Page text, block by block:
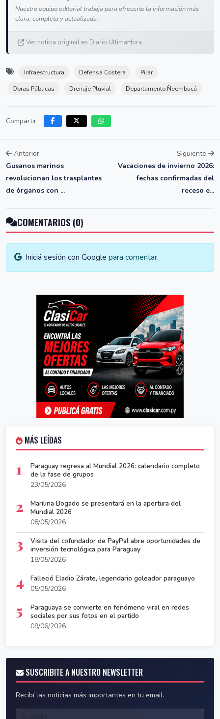
Nuestro equipo editorial trabaja para ofrecerte la información más
clara, completa y actualizada.
Ver noticia original en Diario UltimaHora
Infraestructura Defensa Costera
Pilar
Obras Públicas
Drenaje Pluvial Departamento Ñeembucú
Compartir:
Anterior
Gusanos marinos
revolucionan los trasplantes
de órganos con ...
Siguiente
Vacaciones de invierno 2026:
fechas confirmadas del
receso e...
COMENTARIOS (0)
Iniciá sesión con Google para comentar.
MÁS LEÍDAS
1
Paraguay regresa al Mundial 2026: calendario completo
de la fase de grupos
23/05/2026
2
Marilina Bogado se presentará en la apertura del
Mundial 2026
08/05/2026
3
Visita del cofundador de PayPal abre oportunidades de
inversión tecnológica para Paraguay
18/05/2026
4
Falleció Eladio Zárate, legendario goleador paraguayo
05/05/2026
5
Paraguaya se convierte en fenómeno viral en redes
sociales por sus fotos en el partido
09/06/2026
SUSCRIBITE A NUESTRO NEWSLETTER
Recibí las noticias más importantes en tu email.